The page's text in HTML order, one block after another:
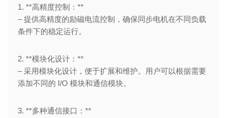
1. **高精度控制：**
– 提供高精度的励磁电流控制，确保同步电机在不同负载
条件下的稳定运行。
2. **模块化设计：**
– 采用模块化设计，便于扩展和维护。用户可以根据需要
添加不同的 I/O 模块和通信模块。
3. **多种通信接口：**